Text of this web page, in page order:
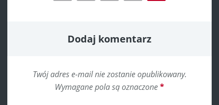
Dodaj komentarz
Twój adres e-mail nie zostanie opublikowany.
Wymagane pola są oznaczone*